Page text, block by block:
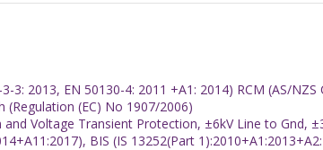
3: 2013, EN 50130-4: 2011 +A1: 2014) RCM (AS/
(Regulation (EC) No 1907/2006)
Voltage Transient Protection, ±6kV Line to Gnd,
BIS (IS 13252(Part